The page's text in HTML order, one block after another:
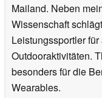
Mailand. Neben
Wissenschaft
Leistungssportler
Outdooraktivitäten.
besonders für die
Wearables.